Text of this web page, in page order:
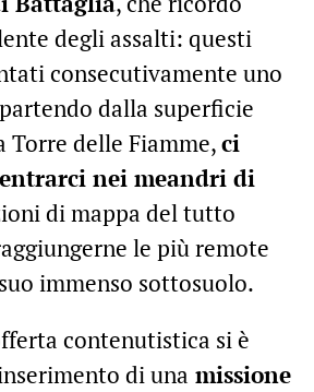
degli assalti: questi
consecutivamente uno
dalla superficie
Torre delle Fiamme,ci
nei meandri di
di mappa del tutto
le più remote
immenso sottosuolo.
contenutistica si è
di una missione